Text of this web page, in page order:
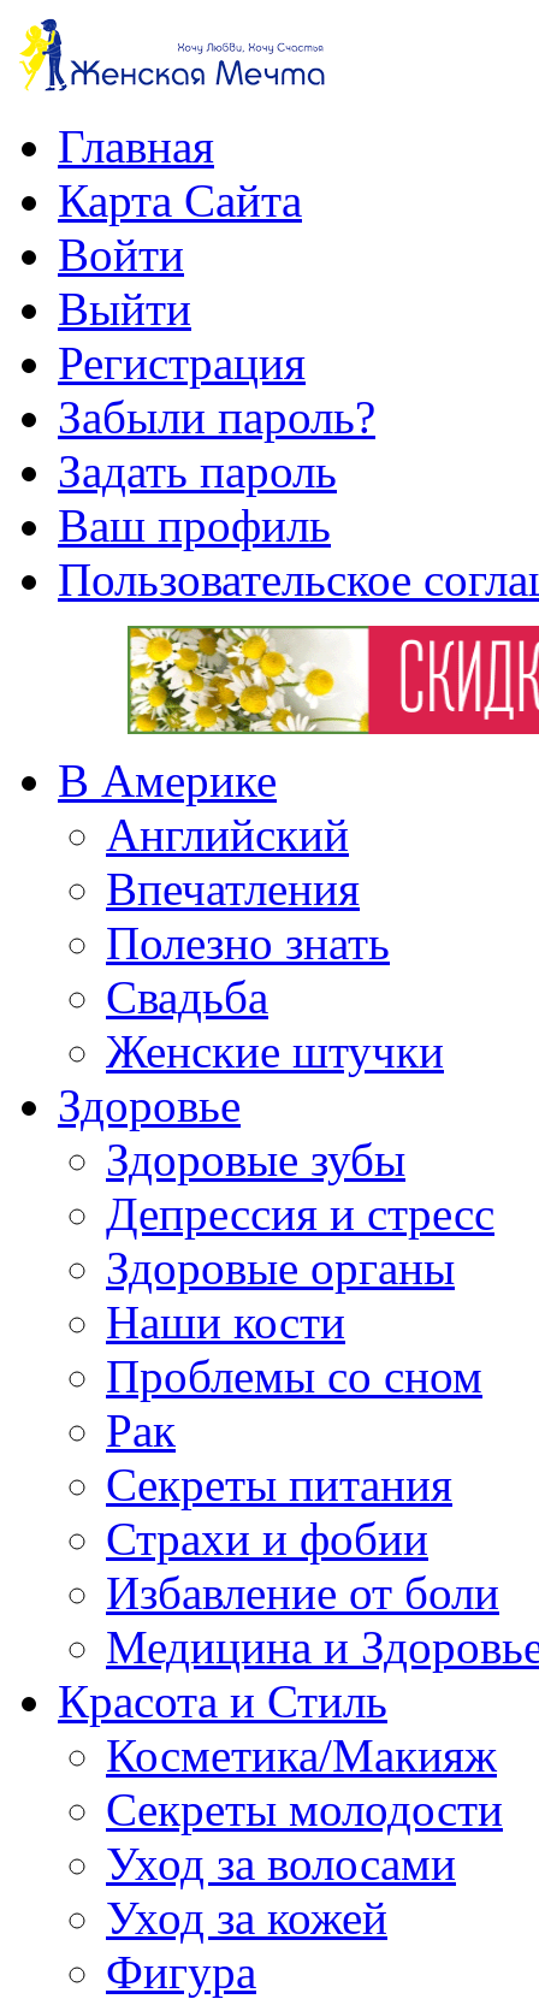
Главная
Карта Сайта
Войти
Выйти
Регистрация
Забыли пароль?
Задать пароль
Ваш профиль
Пользовательское
В Америке
Английский
Впечатления
Полезно знать
Свадьба
Женские штучки
Здоровье
Здоровые зубы
Депрессия и стресс
Здоровые органы
Наши кости
Проблемы со сном
Рак
Секреты питания
Страхи и фобии
Избавление от боли
Медицина и
Красота и Стиль
Косметика/Макияж
Секреты молодости
Уход за волосами
Уход за кожей
Фигура